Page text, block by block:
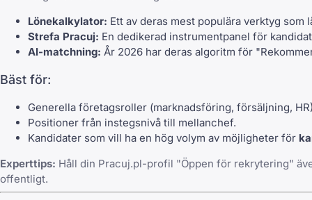
Lönekalkylator: Ett av deras mest populära verktyg som
Strefa Pracuj: En dedikerad instrumentpanel för
AI-matchning: År 2026 har deras algoritm för
Bäst för:
Generella företagsroller (marknadsföring, försäljning,
Positioner från instegsnivå till mellanchef.
Kandidater som vill ha en hög volym av möjligheter för
Experttips: Håll din Pracuj.pl-profil "Öppen för rekrytering"
offentligt.